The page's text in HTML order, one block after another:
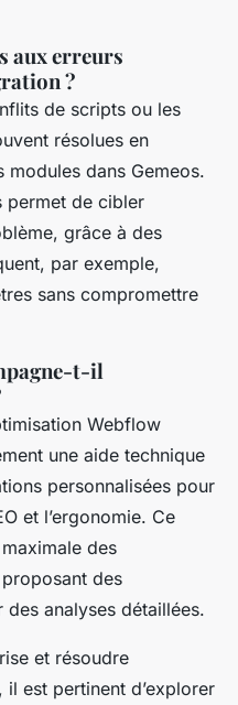
aux erreurs
?
de scripts ou les
résolues en
dans Gemeos.
permet de cibler
grâce à des
par exemple,
sans compromettre
t-il
Webflow
une aide technique
personnalisées pour
et l’ergonomie. Ce
des
des
analyses détaillées.
et résoudre
est pertinent d’explorer